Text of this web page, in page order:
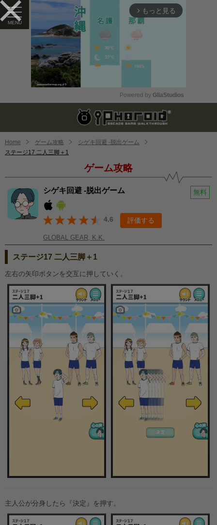
arrow_forward_ios もっと見る
Mute
Powered by GliaStudios
Home ゲーム攻略
シゲキ回避 -脱出ゲーム
ステージ17 二人三脚＋1
ゲーム攻略
シゲキ回避 -脱出ゲーム 無料
4.6 評価する
GLOBAL GEAR, K.K.
ステージ17 二人三脚＋1
左右の矢印ボタンを交互に押していく。
主人公が分身したら『決定』を押す。